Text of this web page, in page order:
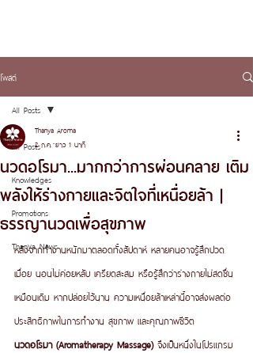
โพสต์
All Posts
Knowledges
Promotions
Thanya News
All Posts
นวดอโรมา...มากกว่าการผ่อนคลาย เติม
พลังให้ร่างกายและจิตใจที่เหนื่อยล้า |
ธรรญานวดเพื่อสุขภาพ
Thanya Aroma
2 ก.ค. ยาว 1 นาที
หลังจากทำงานหนักมาตลอดทั้งสัปดาห์ หลายคนอาจรู้สึกปวด
เมื่อย นอนไม่ค่อยหลับ เครียดสะสม หรือรู้สึกว่าร่างกายไม่สดชื่น
เหมือนเดิม หากปล่อยไว้นาน ความเหนื่อยล้าเหล่านี้อาจส่งผลต่อ
ประสิทธิภาพในการทำงาน สุขภาพ และคุณภาพชีวิต
นวดอโรมา (Aromatherapy Massage) จึงเป็นหนึ่งในโปรแกรม